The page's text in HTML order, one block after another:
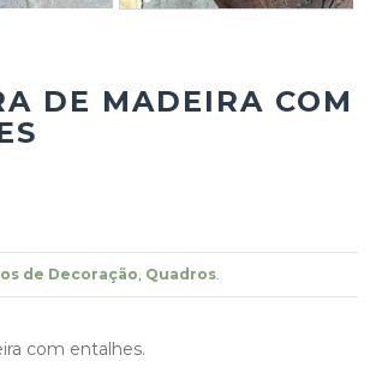
DE MADEIRA COM
de Decoração Quadros
com entalhes.